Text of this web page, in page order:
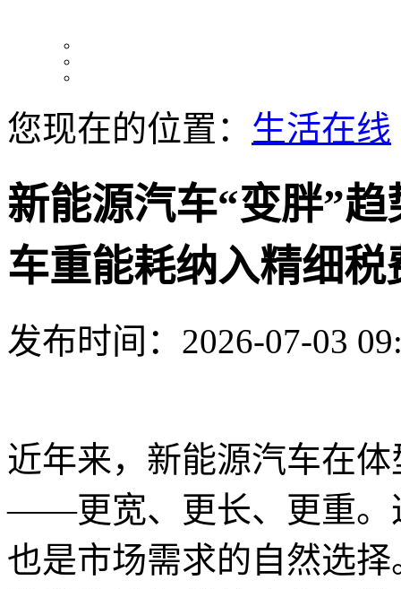
您现在的位置： 生活在线
新能源汽车“变胖”
车重能耗纳入精细税
发布时间：2026-07-03
近年来，新能源汽车在
——更宽、更长、更重。
也是市场需求的自然选